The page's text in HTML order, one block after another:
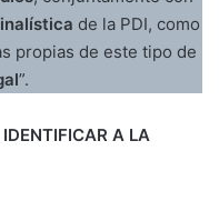
de la PDI, como
propias de este tipo de
”.
A LA